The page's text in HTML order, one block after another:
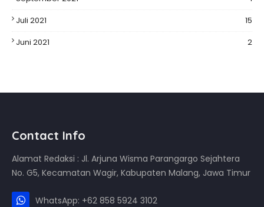
Juli 2021
15
Juni 2021
2
Contact Info
Alamat Redaksi : Jl. Arjuna Wisma Parangargo Sejahtera
No. G5, Kecamatan Wagir, Kabupaten Malang, Jawa Timur
WhatsApp: +62 858 5924 3102